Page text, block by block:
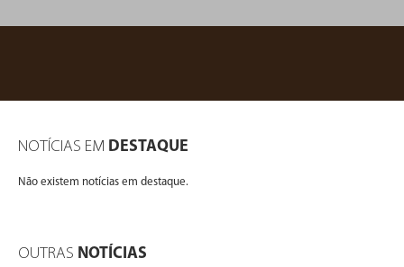
NOTÍCIAS EM DESTAQUE
Não existem notícias em destaque.
OUTRAS NOTÍCIAS